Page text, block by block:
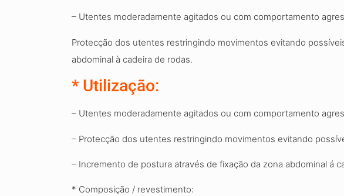
– Utentes moderadamente agitados ou com comportamento
Protecção dos utentes restringindo movimentos evitando
abdominal à cadeira de rodas.
* Utilização:
– Utentes moderadamente agitados ou com comportamento
– Protecção dos utentes restringindo movimentos evitando
– Incremento de postura através de fixação da zona abdominal á
* Composição / revestimento: